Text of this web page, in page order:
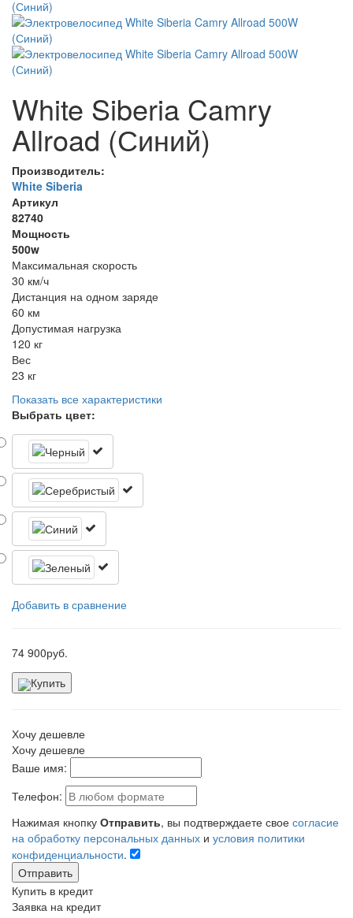
White Siberia Camry
Allroad (Синий)
Производитель:
White Siberia
Артикул
82740
Мощность
500w
Максимальная скорость
30 км/ч
Дистанция на одном заряде
60 км
Допустимая нагрузка
120 кг
Вес
23 кг
Показать все характеристики
Выбрать цвет:
Добавить в сравнение
74 900руб.
Купить
Хочу дешевле
Хочу дешевле
Ваше имя:
Телефон:
Нажимая кнопку Отправить, вы подтверждаете свое согласие
на обработку персональных данных и условия политики
конфиденциальности.
Отправить
Купить в кредит
Заявка на кредит